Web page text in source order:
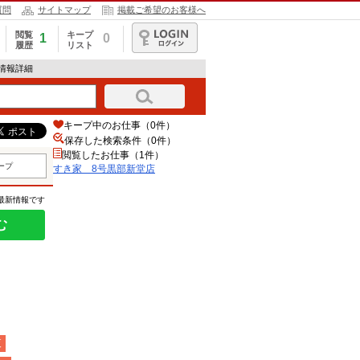
問 サイトマップ 掲載ご希望のお客様へ
閲覧
履歴
1
キープ
リスト
0
ログイン
報詳細
プ
新情報です
キープ中のお仕事（0件）
保存した検索条件（0件）
閲覧したお仕事（1件）
すき家 8号黒部新堂店